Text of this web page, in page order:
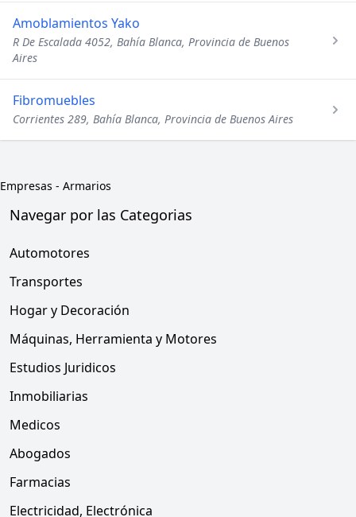
Amoblamientos Yako
R De Escalada 4052, Bahía Blanca, Provincia de Buenos
Aires
Fibromuebles
Corrientes 289, Bahía Blanca, Provincia de Buenos Aires
Empresas - Armarios
Navegar por las Categorias
Automotores
Transportes
Hogar y Decoración
Máquinas, Herramienta y Motores
Estudios Juridicos
Inmobiliarias
Medicos
Abogados
Farmacias
Electricidad, Electrónica